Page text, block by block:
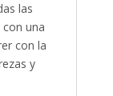
las
una
con la
y